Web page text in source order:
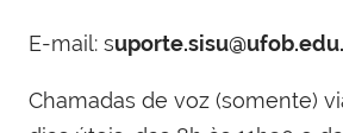
E-mail: s
Chamadas de voz (somente)